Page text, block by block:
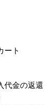
ート
代金の返還